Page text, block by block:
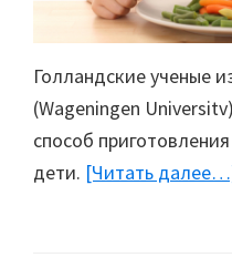
Голландские ученые
(Wageningen
способ
дети. [Читать